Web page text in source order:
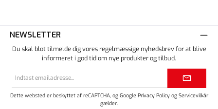
NEWSLETTER
Du skal blot tilmelde dig vores regelmæssige nyhedsbrev for at blive
informeret i god tid om nye produkter og tilbud.
Dette websted er beskyttet af reCAPTCHA, og Google Privacy Policyog Servicevilkår
gælder.